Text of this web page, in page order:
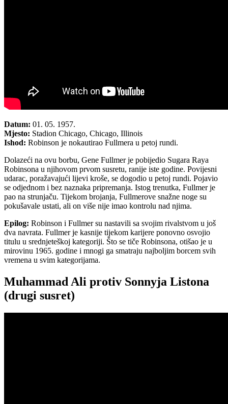
Datum: 01. 05. 1957.
Mjesto: Stadion Chicago, Chicago, Illinois
Ishod: Robinson je nokautirao Fullmera u petoj rundi.
Dolazeći na ovu borbu, Gene Fullmer je pobijedio Sugara Raya
Robinsona u njihovom prvom susretu, ranije iste godine. Povijesni
udarac, poražavajući lijevi kroše, se dogodio u petoj rundi. Pojavio
se odjednom i bez naznaka pripremanja. Istog trenutka, Fullmer je
pao na strunjaču. Tijekom brojanja, Fullmerove snažne noge su
pokušavale ustati, ali on više nije imao kontrolu nad njima.
Epilog: Robinson i Fullmer su nastavili sa svojim rivalstvom u još
dva navrata. Fullmer je kasnije tijekom karijere ponovno osvojio
titulu u srednjeteškoj kategoriji. Što se tiče Robinsona, otišao je u
mirovinu 1965. godine i mnogi ga smatraju najboljim borcem svih
vremena u svim kategorijama.
Muhammad Ali protiv Sonnyja Listona
(drugi susret)